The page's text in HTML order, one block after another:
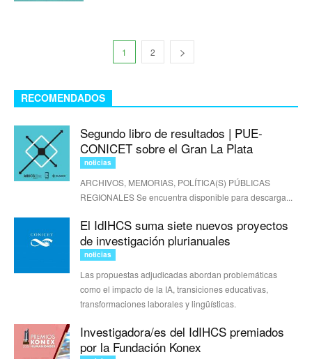
1 2
RECOMENDADOS
Segundo libro de resultados | PUE-
CONICET sobre el Gran La Plata
noticias
ARCHIVOS, MEMORIAS, POLÍTICA(S) PÚBLICAS
REGIONALES Se encuentra disponible para descarga...
El IdIHCS suma siete nuevos proyectos
de investigación plurianuales
noticias
Las propuestas adjudicadas abordan problemáticas
como el impacto de la IA, transiciones educativas,
transformaciones laborales y lingüísticas.
Investigadora/es del IdIHCS premiados
por la Fundación Konex